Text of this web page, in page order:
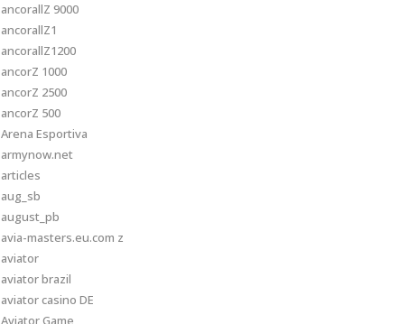
ancorallZ 9000
ancorallZ1
ancorallZ1200
ancorZ 1000
ancorZ 2500
ancorZ 500
Arena Esportiva
armynow.net
articles
aug_sb
august_pb
avia-masters.eu.com z
aviator
aviator brazil
aviator casino DE
Aviator Game